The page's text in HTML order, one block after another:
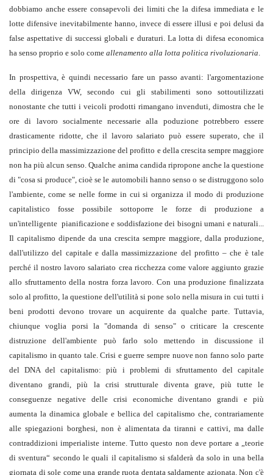
dobbiamo anche essere consapevoli dei limiti che la difesa immediata e le
lotte difensive inevitabilmente hanno, invece di essere illusi e poi delusi da
false aspettative di successi globali e duraturi. La lotta di difesa economica
ha senso proprio e solo come allenamento alla lotta politica rivoluzionaria.
In prospettiva, è quindi necessario fare un passo avanti: l'argomentazione
della dirigenza VW, secondo cui gli stabilimenti sono sottoutilizzati
nonostante che tutti i veicoli prodotti rimangano invenduti, dimostra che le
ore di lavoro socialmente necessarie alla poduzione potrebbero essere
drasticamente ridotte, che il lavoro salariato può essere superato, che il
principio della massimizzazione del profitto e della crescita sempre maggiore
non ha più alcun senso. Qualche anima candida ripropone anche la questione
di "cosa si produce", cioè se le automobili hanno senso o se distruggono solo
l'ambiente, come se nelle forme in cui si organizza il modo di produzione
capitalistico fosse possibile sottoporre le forze di produzione a
un'intelligente pianificazione e soddisfazione dei bisogni umani e naturali...
Il capitalismo dipende da una crescita sempre maggiore, dalla produzione,
dall'utilizzo del capitale e dalla massimizzazione del profitto – che è tale
perché il nostro lavoro salariato crea ricchezza come valore aggiunto grazie
allo sfruttamento della nostra forza lavoro. Con una produzione finalizzata
solo al profitto, la questione dell'utilità si pone solo nella misura in cui tutti i
beni prodotti devono trovare un acquirente da qualche parte. Tuttavia,
chiunque voglia porsi la "domanda di senso" o criticare la crescente
distruzione dell'ambiente può farlo solo mettendo in discussione il
capitalismo in quanto tale. Crisi e guerre sempre nuove non fanno solo parte
del DNA del capitalismo: più i problemi di sfruttamento del capitale
diventano grandi, più la crisi strutturale diventa grave, più tutte le
conseguenze negative delle crisi economiche diventano grandi e più
aumenta la dinamica globale e bellica del capitalismo che, contrariamente
alle spiegazioni borghesi, non è alimentata da tiranni e cattivi, ma dalle
contraddizioni imperialiste interne. Tutto questo non deve portare a „teorie
di sventura“ secondo le quali il capitalismo si sfalderà da solo in una bella
giornata di sole come una grande ruota dentata saldamente azionata. Non c'è